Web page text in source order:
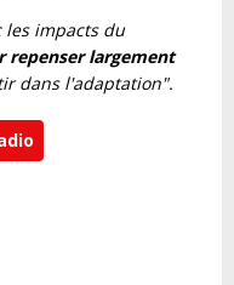
les impacts du
repenser largement
dans l'adaptation".